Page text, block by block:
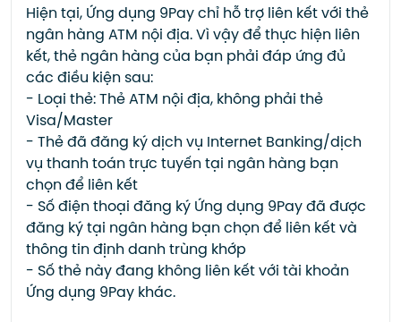
Hiện tại, Ứng dụng 9Pay chỉ hỗ trợ liên kết với thẻ
ngân hàng ATM nội địa. Vì vậy để thực hiện liên
kết, thẻ ngân hàng của bạn phải đáp ứng đủ
các điều kiện sau:
- Loại thẻ: Thẻ ATM nội địa, không phải thẻ
Visa/Master
- Thẻ đã đăng ký dịch vụ Internet Banking/dịch
vụ thanh toán trực tuyến tại ngân hàng bạn
chọn để liên kết
- Số điện thoại đăng ký Ứng dụng 9Pay đã được
đăng ký tại ngân hàng bạn chọn để liên kết và
thông tin định danh trùng khớp
- Số thẻ này đang không liên kết với tài khoản
Ứng dụng 9Pay khác.